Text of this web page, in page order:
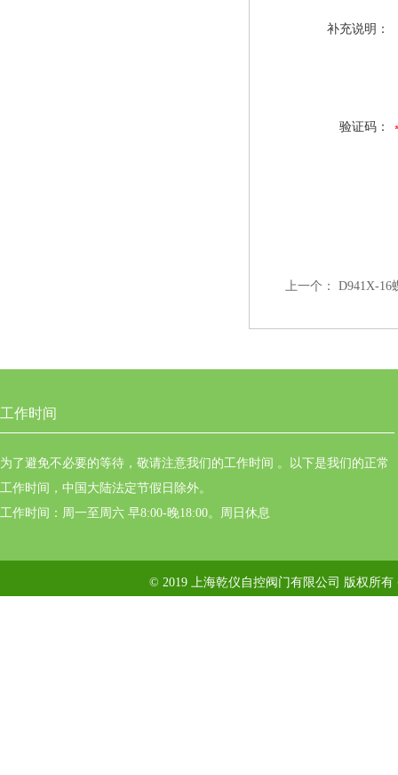
补充说明：
验证码：
上一个： D941X-16
工作时间
为了避免不必要的等待，敬请注意我们的工作时间 。以下是我们的正常
工作时间，中国大陆法定节假日除外。
工作时间：周一至周六 早8:00-晚18:00。周日休息
© 2019 上海乾仪自控阀门有限公司 版权所有